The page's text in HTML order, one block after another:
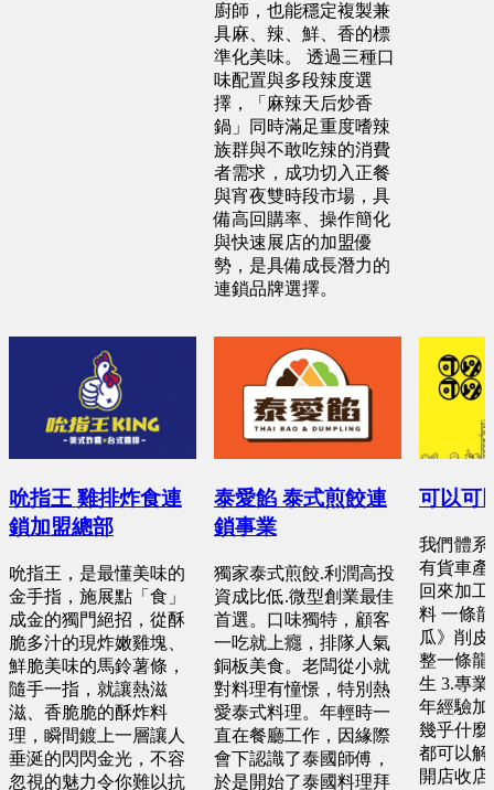
吮指王 雞排炸食連
鎖加盟總部
吮指王，是最懂美味的
金手指，施展點「食」
成金的獨門絕招，從酥
脆多汁的現炸嫩雞塊、
鮮脆美味的馬鈴薯條，
隨手一指，就讓熱滋
滋、香脆脆的酥炸料
理，瞬間鍍上一層讓人
垂涎的閃閃金光，不容
忽視的魅力令你難以抗
廚師，也能穩定複製兼
具麻、辣、鮮、香的標
準化美味。 透過三種口
味配置與多段辣度選
擇，「麻辣天后炒香
鍋」同時滿足重度嗜辣
族群與不敢吃辣的消費
者需求，成功切入正餐
與宵夜雙時段市場，具
備高回購率、操作簡化
與快速展店的加盟優
勢，是具備成長潛力的
連鎖品牌選擇。
泰愛餡 泰式煎餃連
鎖事業
獨家泰式煎餃.利潤高投
資成比低.微型創業最佳
首選。口味獨特，顧客
一吃就上癮，排隊人氣
銅板美食。老闆從小就
對料理有憧憬，特別熱
愛泰式料理。年輕時一
直在餐廳工作，因緣際
會下認識了泰國師傅，
於是開始了泰國料理拜
可以可
我們體系
有貨車產
回來加
料 一條
瓜》削
整一條龍
生 3.專
年經驗加
幾乎什麼
都可以解
開店收